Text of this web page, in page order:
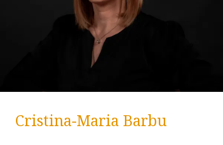
Cristina-Maria Barbu